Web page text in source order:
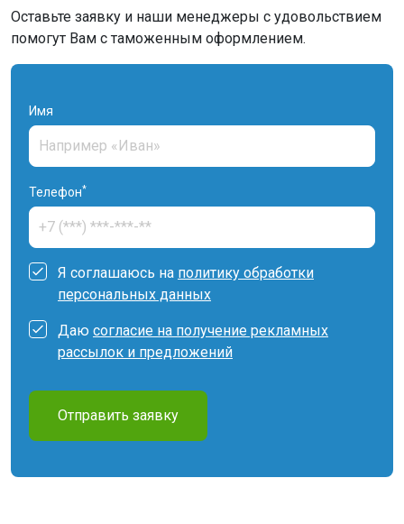
Оставьте заявку и наши менеджеры с удовольствием
помогут Вам с таможенным оформлением.
Имя
Телефон*
Я соглашаюсь на политику обработки
персональных данных
Даю согласие на получение рекламных
рассылок и предложений
Отправить заявку